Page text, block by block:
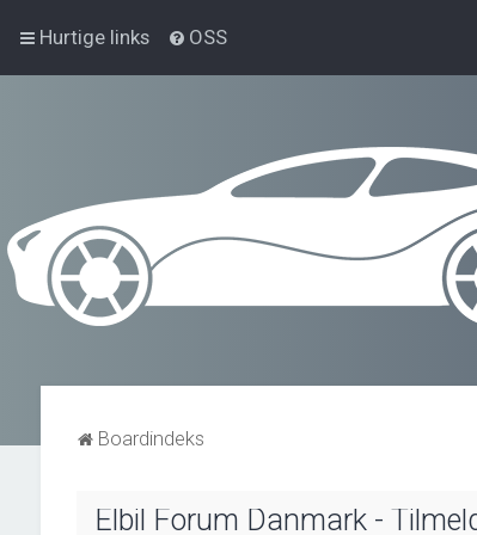
Hurtige links OSS
Boardindeks
Elbil Forum Danmark -